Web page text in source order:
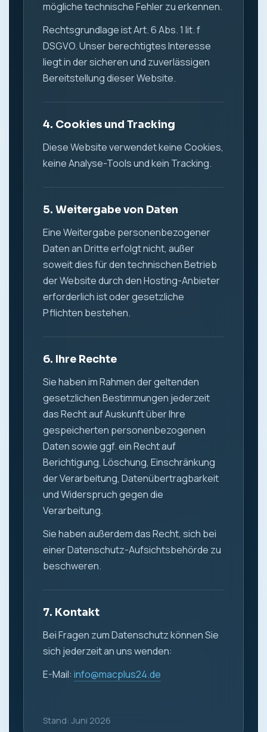
mögliche technische Fehler zu erkennen.
Rechtsgrundlage ist Art. 6 Abs. 1 lit. f
DSGVO. Unser berechtigtes Interesse
liegt in der sicheren und zuverlässigen
Bereitstellung dieser Website.
4. Cookies und Tracking
Diese Website verwendet keine Cookies,
keine Analyse-Tools und kein Tracking.
5. Weitergabe von Daten
Eine Weitergabe personenbezogener
Daten an Dritte erfolgt nicht, außer
soweit dies für den technischen Betrieb
der Website durch den Hosting-Anbieter
erforderlich ist oder gesetzliche
Pflichten bestehen.
6. Ihre Rechte
Sie haben im Rahmen der geltenden
gesetzlichen Bestimmungen jederzeit
das Recht auf Auskunft über Ihre
gespeicherten personenbezogenen
Daten sowie ggf. ein Recht auf
Berichtigung, Löschung, Einschränkung
der Verarbeitung, Datenübertragbarkeit
und Widerspruch gegen die
Verarbeitung.
Sie haben außerdem das Recht, sich bei
einer Datenschutz-Aufsichtsbehörde zu
beschweren.
7. Kontakt
Bei Fragen zum Datenschutz können Sie
sich jederzeit an uns wenden:
E-Mail: info@macplus24.de
Stand: Juni 2026